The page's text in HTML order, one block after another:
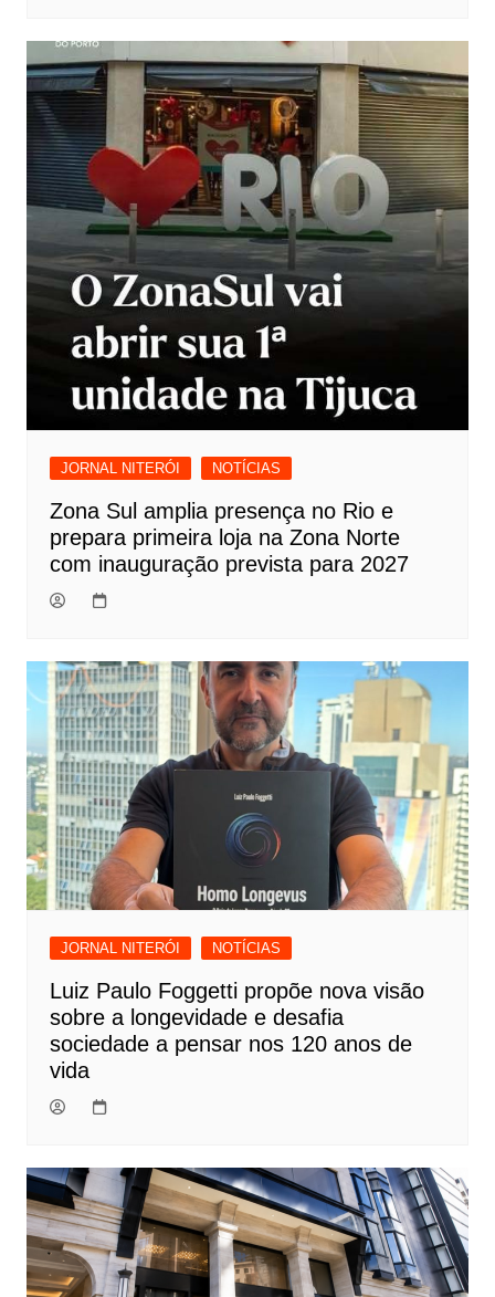
JORNAL NITERÓI NOTÍCIAS
Zona Sul amplia presença no Rio e
prepara primeira loja na Zona Norte
com inauguração prevista para 2027
JORNAL NITERÓI NOTÍCIAS
Luiz Paulo Foggetti propõe nova visão
sobre a longevidade e desafia
sociedade a pensar nos 120 anos de
vida